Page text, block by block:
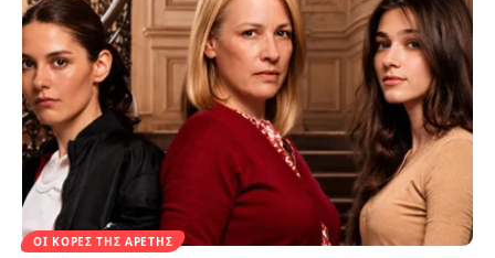
ΟΙ ΚΌΡΕΣ ΤΗΣ ΑΡΕΤΉΣ